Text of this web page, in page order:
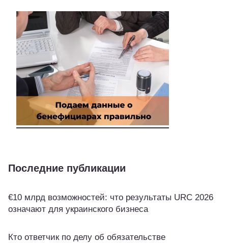
Последние публикации
€10 млрд возможностей: что результаты URC 2026
означают для украинского бизнеса
Кто ответчик по делу об обязательстве